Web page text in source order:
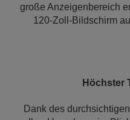
große Anzeigenbereich
120-Zoll-Bildschirm
Höchster
Dank des